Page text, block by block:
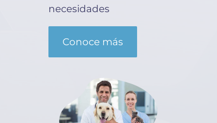
necesidades
Conoce más